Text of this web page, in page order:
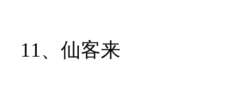
11、仙客来